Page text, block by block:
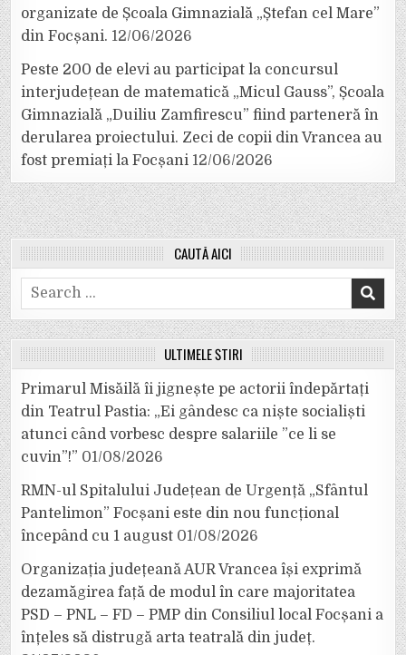
organizate de Școala Gimnazială „Ștefan cel Mare”
din Focșani. 12/06/2026
Peste 200 de elevi au participat la concursul
interjudețean de matematică „Micul Gauss”, Școala
Gimnazială „Duiliu Zamfirescu” fiind parteneră în
derularea proiectului. Zeci de copii din Vrancea au
fost premiați la Focșani 12/06/2026
CAUTĂ AICI
Search
for:
ULTIMELE ȘTIRI
Primarul Misăilă îi jignește pe actorii îndepărtați
din Teatrul Pastia: „Ei gândesc ca niște socialiști
atunci când vorbesc despre salariile ”ce li se
cuvin”!” 01/08/2026
RMN-ul Spitalului Județean de Urgență „Sfântul
Pantelimon” Focșani este din nou funcțional
începând cu 1 august 01/08/2026
Organizația județeană AUR Vrancea își exprimă
dezamăgirea față de modul în care majoritatea
PSD – PNL – FD – PMP din Consiliul local Focșani a
înțeles să distrugă arta teatrală din județ.